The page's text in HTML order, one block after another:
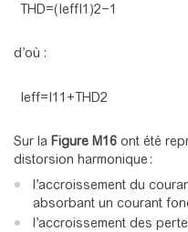
THD=(IeffI1 )2−1
d’où :
Ieff=I1 1 +THD2
Sur la Figure M16 ont été
distorsion harmonique :
l’accroissement du
absorbant un courant
l’accroissement des